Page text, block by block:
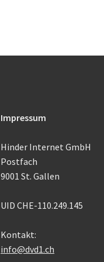
Impressum
Hinder Internet GmbH
Postfach
9001 St. Gallen
UID CHE-110.249.145
Kontakt:
info@dvd1.ch